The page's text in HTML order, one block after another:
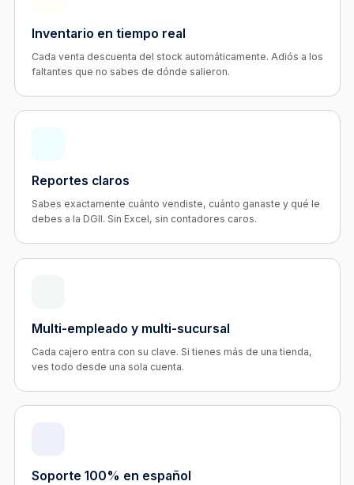
Inventario en tiempo real
Cada venta descuenta del stock automáticamente. Adiós a los
faltantes que no sabes de dónde salieron.
Reportes claros
Sabes exactamente cuánto vendiste, cuánto ganaste y qué le
debes a la DGII. Sin Excel, sin contadores caros.
Multi-empleado y multi-sucursal
Cada cajero entra con su clave. Si tienes más de una tienda,
ves todo desde una sola cuenta.
Soporte 100% en español